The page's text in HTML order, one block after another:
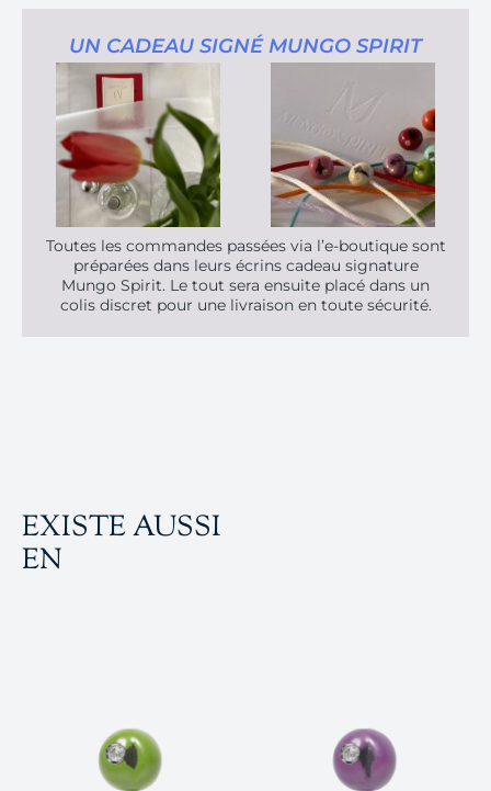
UN CADEAU SIGNÉ MUNGO SPIRIT
Toutes les commandes passées via l’e-boutique sont
préparées dans leurs écrins cadeau signature
Mungo Spirit. Le tout sera ensuite placé dans un
colis discret pour une livraison en toute sécurité.
EXISTE AUSSI
EN